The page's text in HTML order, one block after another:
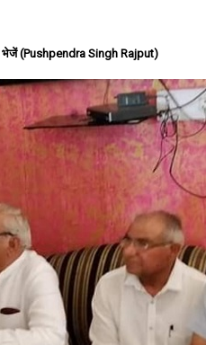
(Pushpendra Singh Rajput)